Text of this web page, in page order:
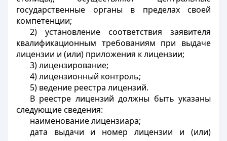
государственные органы в пределах своей
компетенции;
2) установление соответствия заявителя
квалификационным требованиям при выдаче
лицензии и (или) приложения к лицензии;
3) лицензирование;
4) лицензионный контроль;
5) ведение реестра лицензий.
В реестре лицензий должны быть указаны
следующие сведения:
наименование лицензиара;
дата выдачи и номер лицензии и (или)